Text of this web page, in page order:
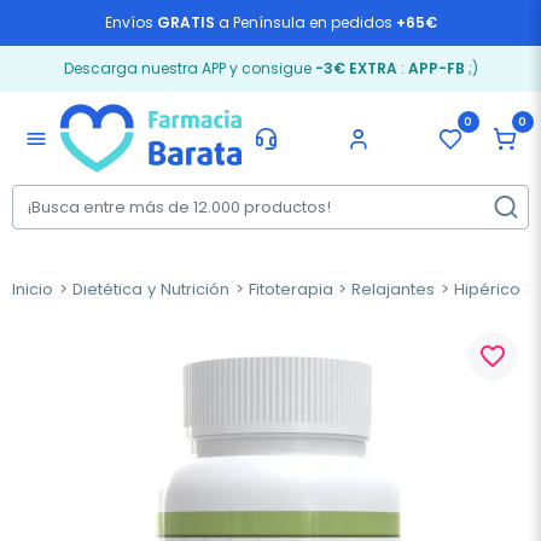
Envíos GRATIS a Península en pedidos +65€
Descarga nuestra APP y consigue -3€ EXTRA: APP-FB ;)
menu
0 0
Inicio Dietética y Nutrición Fitoterapia Relajantes Hipérico
favorite_border